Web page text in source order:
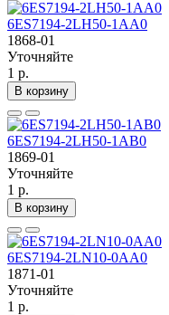
6ES7194-2LH50-1AA0
1868-01
Уточняйте
1 р.
В корзину
6ES7194-2LH50-1AB0
1869-01
Уточняйте
1 р.
В корзину
6ES7194-2LN10-0AA0
1871-01
Уточняйте
1 р.